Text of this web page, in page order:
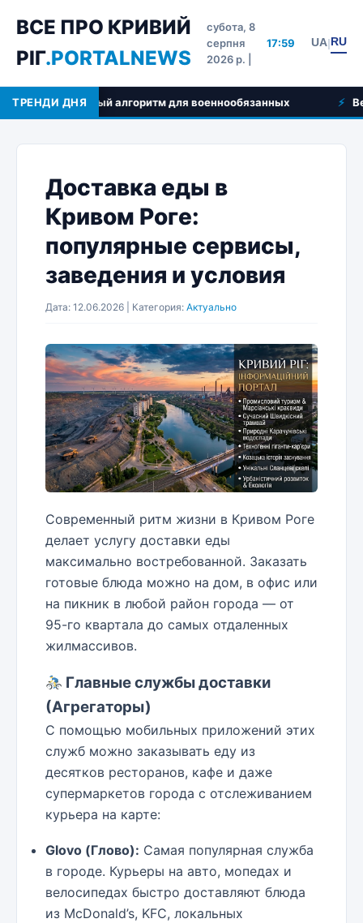
ВСЕ ПРО КРИВИЙ
РІГ.PORTALNEWS
субота, 8
серпня
2026 р. |
17:59 UA|RU
ТРЕНДИ ДНЯ
пошаговый алгоритм для военнообязанных
Доставка еды в
Кривом Роге:
популярные сервисы,
заведения и условия
Дата: 12.06.2026 | Категория: Актуально
Современный ритм жизни в Кривом Роге
делает услугу доставки еды
максимально востребованной. Заказать
готовые блюда можно на дом, в офис или
на пикник в любой район города — от
95-го квартала до самых отдаленных
жилмассивов.
Главные службы доставки
(Агрегаторы)
С помощью мобильных приложений этих
служб можно заказывать еду из
десятков ресторанов, кафе и даже
супермаркетов города с отслеживанием
курьера на карте:
Glovo (Глово): Самая популярная служба
в городе. Курьеры на авто, мопедах и
велосипедах быстро доставляют блюда
из McDonald’s, KFC, локальных